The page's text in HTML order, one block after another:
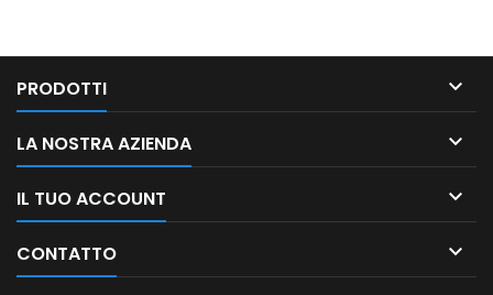
PRODOTTI 
LA NOSTRA AZIENDA 
IL TUO ACCOUNT 
CONTATTO 